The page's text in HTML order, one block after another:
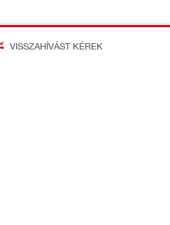
VISSZAHÍVÁST KÉREK